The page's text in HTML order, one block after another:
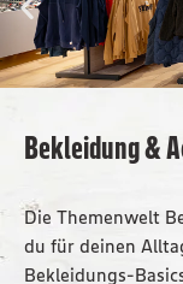
Bekleidung &
Die Themenwelt
du für deinen
Bekleidungs-